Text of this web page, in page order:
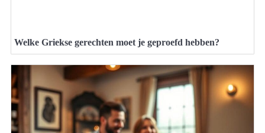
Welke Griekse gerechten moet je geproefd hebben?